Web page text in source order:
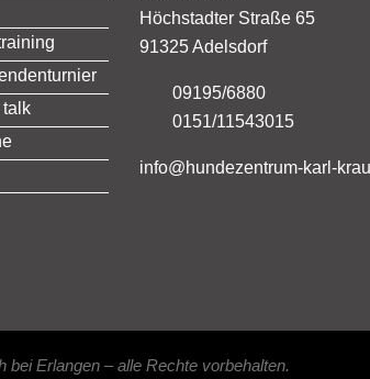
Höchstadter Straße 65
91325 Adelsdorf
09195/6880
0151/11543015
info@hundezentrum-karl-
Erlangen – alle Rechte vorbehalten.